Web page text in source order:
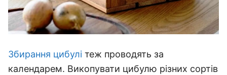
Збирання цибулі теж проводять за
календарем. Викопувати цибулю різних сортів